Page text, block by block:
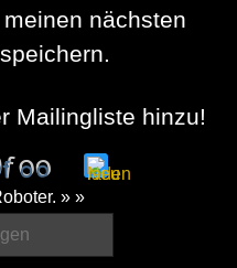
nächsten
Mailingliste hinzu!
» »